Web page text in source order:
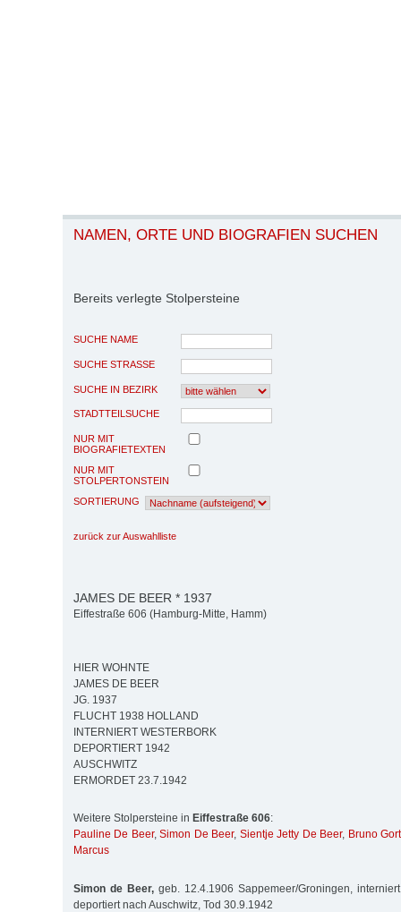
NAMEN, ORTE UND BIOGRAFIEN SUCHEN
Bereits verlegte Stolpersteine
SUCHE NAME
SUCHE STRASSE
SUCHE IN BEZIRK
STADTTEILSUCHE
NUR MIT
BIOGRAFIETEXTEN
NUR MIT
STOLPERTONSTEIN
SORTIERUNG
zurück zur Auswahlliste
JAMES DE BEER * 1937
Eiffestraße 606 (Hamburg-Mitte, Hamm)
HIER WOHNTE
JAMES DE BEER
JG. 1937
FLUCHT 1938 HOLLAND
INTERNIERT WESTERBORK
DEPORTIERT 1942
AUSCHWITZ
ERMORDET 23.7.1942
Weitere Stolpersteine in Eiffestraße 606:
Pauline De Beer,Simon De Beer, Sientje Jetty De Beer, Bruno
Marcus
Simon de Beer, geb. 12.4.1906 Sappemeer/Groningen,
deportiert nach Auschwitz, Tod 30.9.1942